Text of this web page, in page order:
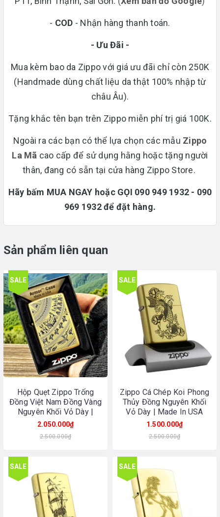
- COD - Nhận hàng thanh toán.
- Ưu Đãi -
Mua kèm bao da Zippo với giá ưu đãi chỉ còn 250K
(Handmade dùng chất liệu da thật 100% nhập từ
châu Âu).
Tặng khắc tên bạn trên Zippo miễn phí trị giá 100K.
Ngoài ra các bạn có thể lựa chọn các mẫu Zippo
La Mã cao cấp để sử dụng hằng hoặc tặng người
thân, đang có sẵn tại cửa hàng Zippo Store.
Hãy bấm MUA NGAY hoặc GỌI 090 949 1932 - 090
969 1932 để đặt hàng.
Sản phẩm liên quan
SALE
Hộp Quẹt Zippo Trống
Đồng Việt Nam Đồng Vàng
Nguyên Khối Vỏ Dày |
Made In USA
2.050.000₫
2.500.000₫
SALE
Zippo Cá Chép Koi Phong
Thủy Đồng Nguyên Khối
Vỏ Dày | Made In USA
1.500.000₫
2.500.000₫
SALE SALE